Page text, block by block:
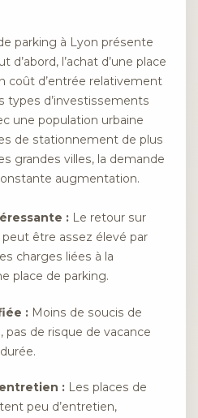
parking à Lyon présente
d’abord, l’achat d’une place
coût d’entrée relativement
types d’investissements
une population urbaine
de stationnement de plus
grandes villes, la demande
augmentation.
: Le retour sur
être assez élevé par
charges liées à la
place de parking.
: Moins de soucis de
pas de risque de vacance
: Les places de
peu d’entretien,